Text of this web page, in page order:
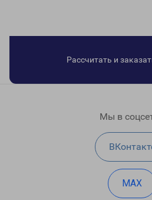
Рассчитать и
Мы в
MAX